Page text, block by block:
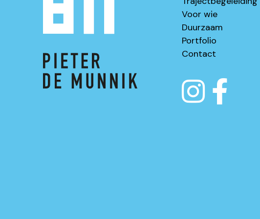
Voor wie
Duurzaam
Portfolio
Contact